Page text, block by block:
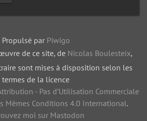
Propulsé par Piwigo
de ce site, de Nicolas Boulesteix,
sont mises à disposition selon les
termes de la licence
- Pas d’Utilisation Commerciale
Mêmes Conditions 4.0 International.
moi sur Mastodon